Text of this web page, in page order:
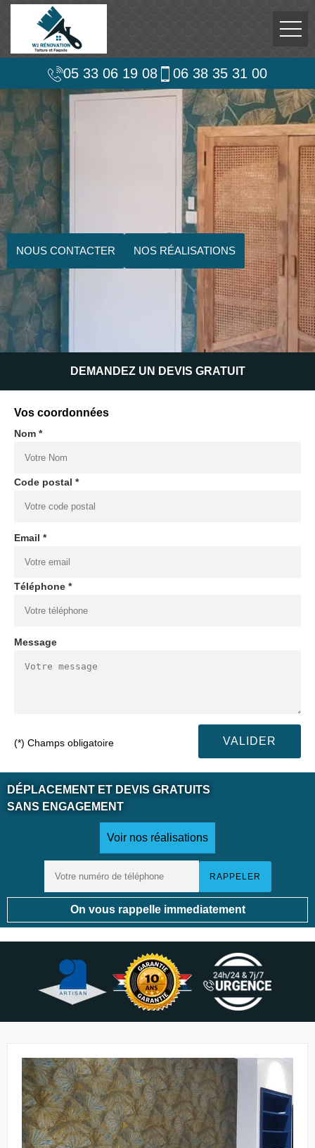
05 33 06 19 08 06 38 35 31 00
NOUS CONTACTER NOS RÉALISATIONS
DEMANDEZ UN DEVIS GRATUIT
Vos coordonnées
Nom *
Code postal *
Email *
Téléphone *
Message
(*) Champs obligatoire
DÉPLACEMENT ET DEVIS GRATUITS
SANS ENGAGEMENT
Voir nos réalisations
On vous rappelle immediatement